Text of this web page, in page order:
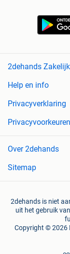
2dehands Zakelijk
Help en info
Privacyverklaring
Privacyvoorkeuren
Over 2dehands
Sitemap
2dehands is niet
uit het gebruik
Copyright © 2026